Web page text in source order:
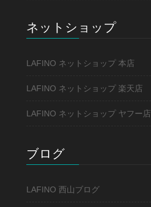
ネットショップ
LAFINO ネットショップ 本店
LAFINO ネットショップ 楽天店
LAFINO ネットショップ ヤフー店
ブログ
LAFINO 西山ブログ